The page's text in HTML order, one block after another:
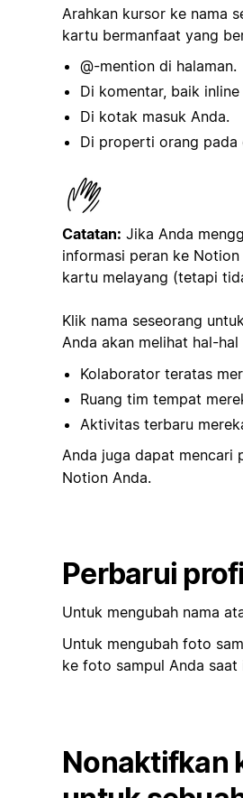
Arahkan kursor ke nama
kartu bermanfaat yang
@-mention di halaman.
Di komentar, baik
Di kotak masuk Anda.
Di properti orang pada
Catatan: Jika Anda
informasi peran ke
kartu melayang (tetapi
Klik nama seseorang
Anda akan melihat hal-
Kolaborator teratas
Ruang tim tempat
Aktivitas terbaru
Anda juga dapat mencari
Notion Anda.
Perbarui
Untuk mengubah nama
Untuk mengubah foto
ke foto sampul Anda saat
Nonaktifkan